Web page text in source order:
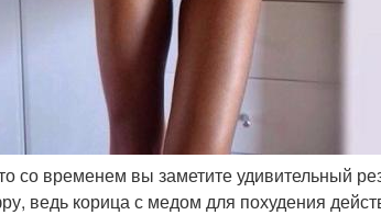
со временем вы заметите удивительный
ведь корица с медом для похудения